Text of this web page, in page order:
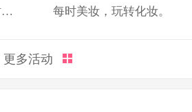
香港新时代“国际时装周”展演造型 每时美妆，玩转化妆。
更多活动